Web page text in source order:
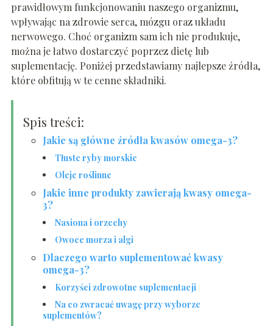
prawidłowym funkcjonowaniu naszego organizmu,
wpływając na zdrowie serca, mózgu oraz układu
nerwowego. Choć organizm sam ich nie produkuje,
można je łatwo dostarczyć poprzez dietę lub
suplementację. Poniżej przedstawiamy najlepsze źródła,
które obfitują w te cenne składniki.
Spis treści:
Jakie są główne źródła kwasów omega-3?
Tłuste ryby morskie
Oleje roślinne
Jakie inne produkty zawierają kwasy omega-
3?
Nasiona i orzechy
Owoce morza i algi
Dlaczego warto suplementować kwasy
omega-3?
Korzyści zdrowotne suplementacji
Na co zwracać uwagę przy wyborze
suplementów?